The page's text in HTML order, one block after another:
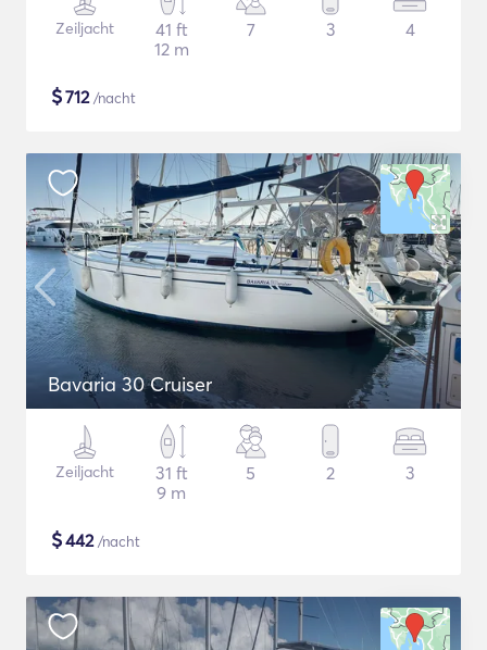
Zeiljacht
41 ft
12 m
7 3 4
$712/nacht
Bavaria 30 Cruiser
Zeiljacht
31 ft
9 m
5 2 3
$442/nacht